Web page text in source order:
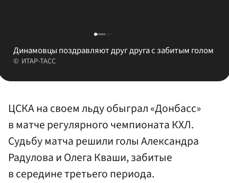
Динамовцы поздравляют друг друга с забитым голом
ИТАР-ТАСС
ЦСКА на своем льду обыграл «Донбасс»
в матче регулярного чемпионата КХЛ.
Судьбу матча решили голы Александра
Радулова и Олега Кваши, забитые
в середине третьего периода.